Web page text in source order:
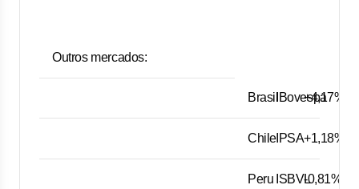
Outros mercados:
Brasil IBovespa
+4,17%
ChileIPSA+1,18%
Peru ISBVL-0,81%